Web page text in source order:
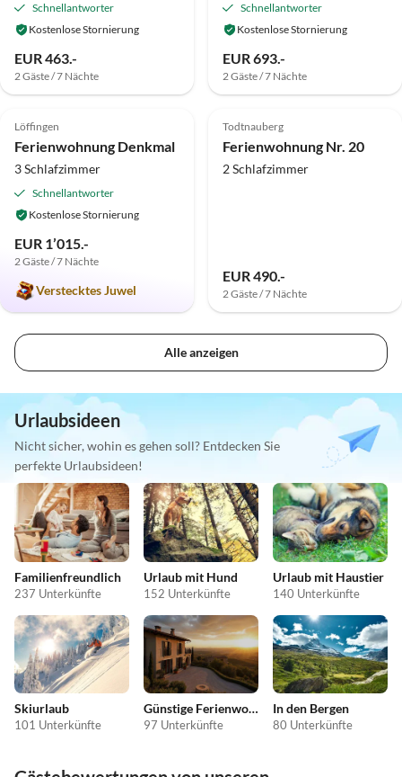
Schnellantworter
Kostenlose Stornierung
EUR 463.-
2 Gäste / 7 Nächte
Schnellantworter
Kostenlose Stornierung
EUR 693.-
2 Gäste / 7 Nächte
Top-Inserat
5.0 (2)
Löffingen
Ferienwohnung Denkmal
3 Schlafzimmer
Schnellantworter
Kostenlose Stornierung
EUR 1’015.-
2 Gäste / 7 Nächte
Verstecktes Juwel
Top-Inserat
4.5 (1)
Todtnauberg
Ferienwohnung Nr. 20
2 Schlafzimmer
EUR 490.-
2 Gäste / 7 Nächte
Alle anzeigen
Urlaubsideen
Nicht sicher, wohin es gehen soll? Entdecken Sie
perfekte Urlaubsideen!
Familienfreundlich
237 Unterkünfte
Urlaub mit Hund
152 Unterkünfte
Urlaub mit Haustier
140 Unterkünfte
Skiurlaub
101 Unterkünfte
Günstige Ferienwohnungen
97 Unterkünfte
In den Bergen
80 Unterkünfte